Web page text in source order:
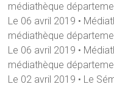
médiathèque
Le 06 avril 2019 •
médiathèque
Le 06 avril 2019 •
médiathèque
Le 02 avril 2019 • Le